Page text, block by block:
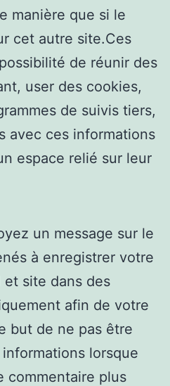
manière que si le
cet autre site.Ces
de réunir des
user des cookies,
de suivis tiers,
avec ces informations
espace relié sur leur
un message sur le
à enregistrer votre
et site dans des
afin de votre
but de ne pas être
lorsque
commentaire plus